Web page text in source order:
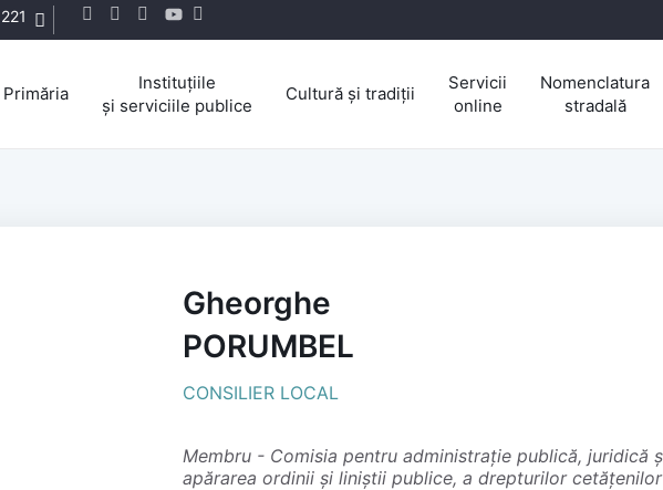
Primăria
Instituțiile
și serviciile publice
Cultură și tradiții
Servicii
online
Nomenclatura
stradală
Gheorghe
PORUMBEL
CONSILIER LOCAL
membru - Comisia pentru administrație publică, juridică și de disciplină,
apărarea ordinii și liniștii publice, a drepturilor cetățenilor